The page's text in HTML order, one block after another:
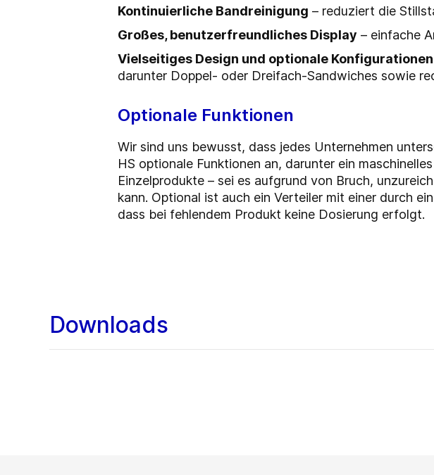
Kontinuierliche Bandreinigung – reduziert die
Großes, benutzerfreundliches Display – einfache
Vielseitiges Design und optionale Konfigurationen
darunter Doppel- oder Dreifach-Sandwiches sowie
Optionale Funktionen
Wir sind uns bewusst, dass jedes Unternehmen
HS optionale Funktionen an, darunter ein
Einzelprodukte – sei es aufgrund von Bruch,
kann. Optional ist auch ein Verteiler mit einer durch
dass bei fehlendem Produkt keine Dosierung erfolgt.
Downloads